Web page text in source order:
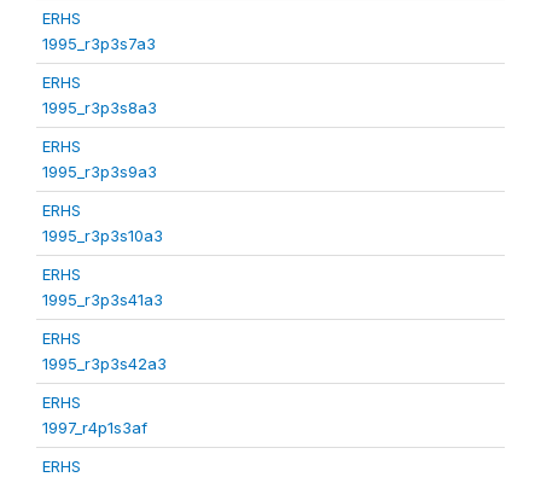
ERHS
1995_r3p3s7a3
ERHS
1995_r3p3s8a3
ERHS
1995_r3p3s9a3
ERHS
1995_r3p3s10a3
ERHS
1995_r3p3s41a3
ERHS
1995_r3p3s42a3
ERHS
1997_r4p1s3af
ERHS